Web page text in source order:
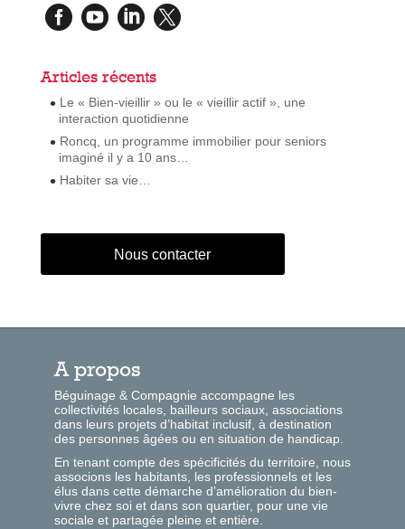
   
Articles récents
Le « Bien-vieillir » ou le « vieillir actif », une
interaction quotidienne
Roncq, un programme immobilier pour seniors
imaginé il y a 10 ans…
Habiter sa vie…
Nous contacter
A propos
Béguinage & Compagnie accompagne les
collectivités locales, bailleurs sociaux, associations
dans leurs projets d’habitat inclusif, à destination
des personnes âgées ou en situation de handicap.
En tenant compte des spécificités du territoire, nous
associons les habitants, les professionnels et les
élus dans cette démarche d’amélioration du bien-
vivre chez soi et dans son quartier, pour une vie
sociale et partagée pleine et entière.